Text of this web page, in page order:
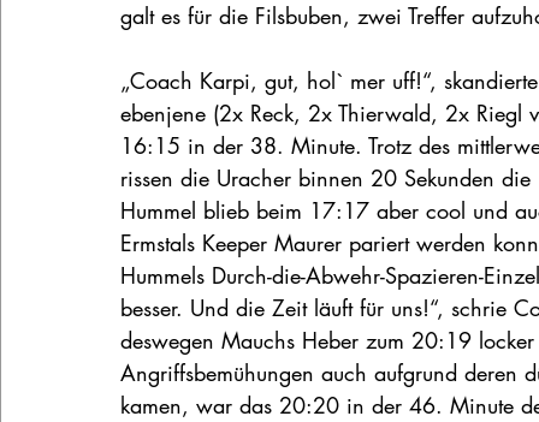
galt es für die Filsbuben, zwei Treffer
„Coach Karpi, gut, hol` mer uff!“,
ebenjene (2x Reck, 2x Thierwald, 2x Riegl
16:15 in der 38. Minute. Trotz des
rissen die Uracher binnen 20 Sekunden
Hummel blieb beim 17:17 aber cool und
Ermstals Keeper Maurer pariert werden
Hummels Durch-die-Abwehr-Spazieren-
besser. Und die Zeit läuft für uns!“, schrie
deswegen Mauchs Heber zum 20:19
Angriffsbemühungen auch aufgrund deren
kamen, war das 20:20 in der 46. Minute